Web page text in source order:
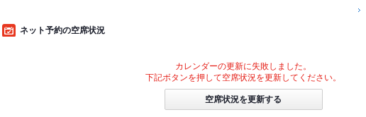
ネット予約の空席状況
カレンダーの更新に失敗しました。
下記ボタンを押して空席状況を更新してください。
空席状況を更新する